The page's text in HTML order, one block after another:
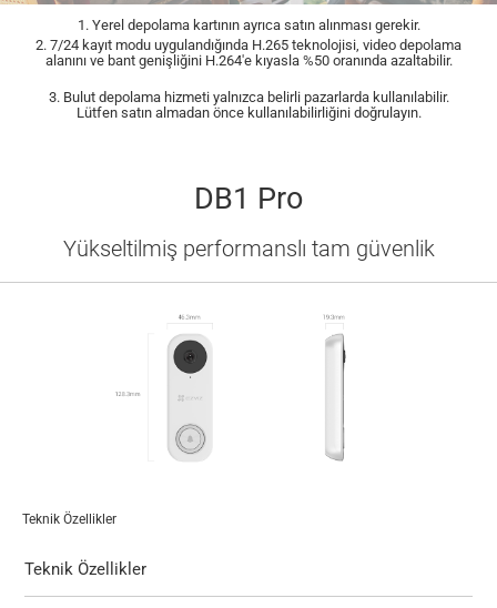
1. Yerel depolama kartının ayrıca satın alınması gerekir.
2. 7/24 kayıt modu uygulandığında H.265 teknolojisi, video depolama
alanını ve bant genişliğini H.264'e kıyasla %50 oranında azaltabilir.
3. Bulut depolama hizmeti yalnızca belirli pazarlarda kullanılabilir.
Lütfen satın almadan önce kullanılabilirliğini doğrulayın.
DB1 Pro
Yükseltilmiş performanslı tam güvenlik
Teknik Özellikler
Teknik Özellikler